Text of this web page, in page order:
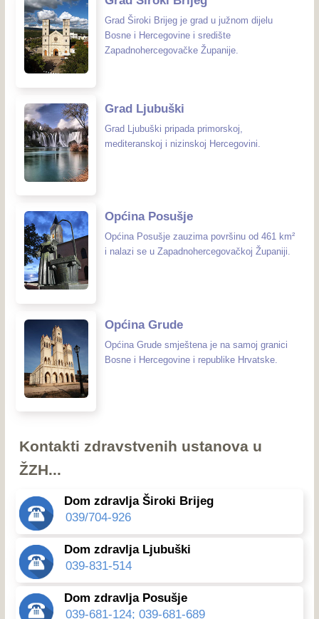
Grad Široki Brijeg je grad u južnom dijelu
Bosne i Hercegovine i središte
Zapadnohercegovačke Županije.
Grad Ljubuški
Grad Ljubuški pripada primorskoj,
mediteranskoj i nizinskoj Hercegovini.
Općina Posušje
Općina Posušje zauzima površinu od 461 km²
i nalazi se u Zapadnohercegovačkoj Županiji.
Općina Grude
Općina Grude smještena je na samoj granici
Bosne i Hercegovine i republike Hrvatske.
Kontakti zdravstvenih ustanova u
ŽZH...
Dom zdravlja Široki Brijeg
039/704-926
Dom zdravlja Ljubuški
039-831-514
Dom zdravlja Posušje
039-681-124; 039-681-689